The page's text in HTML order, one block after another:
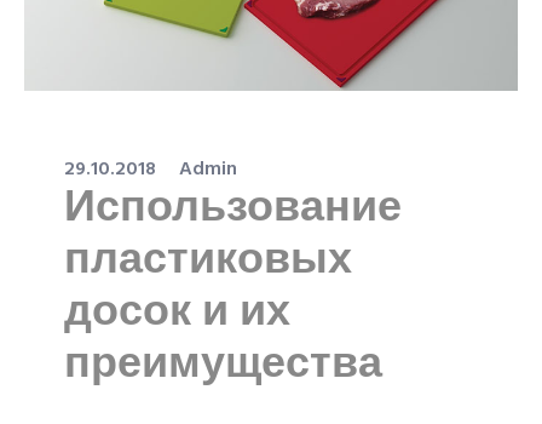
29.10.2018 Admin
Использование
пластиковых
досок и их
преимущества